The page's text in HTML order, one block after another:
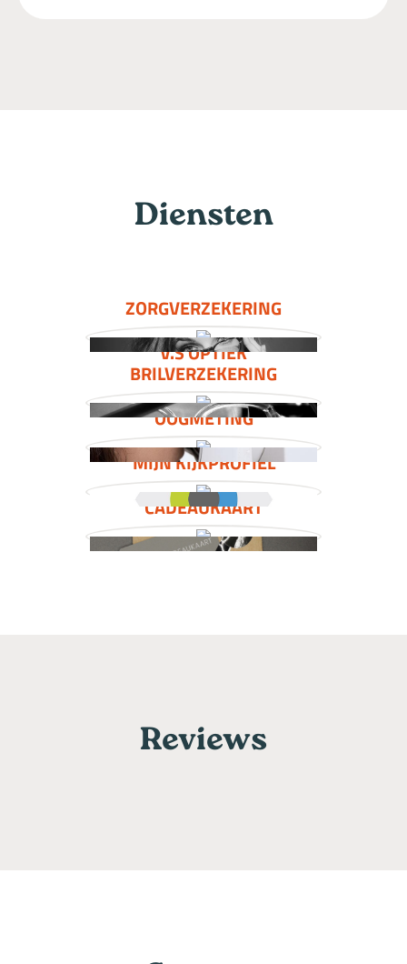
Diensten
ZORGVERZEKERING
V.S OPTIEK
BRILVERZEKERING
OOGMETING
MIJN KIJKPROFIEL
CADEAUKAART
Reviews